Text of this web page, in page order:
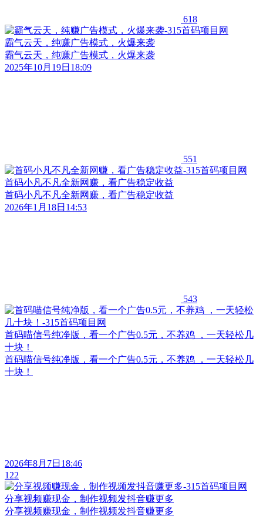
618
霸气云天，纯赚广告模式，火爆来袭
霸气云天，纯赚广告模式，火爆来袭
2025年10月19日18:09
551
首码小凡不凡全新网赚，看广告稳定收益
首码小凡不凡全新网赚，看广告稳定收益
2026年1月18日14:53
543
首码喵信号纯净版，看一个广告0.5元，不养鸡 ，一天轻松几
十块！
首码喵信号纯净版，看一个广告0.5元，不养鸡 ，一天轻松几
十块！
2026年8月7日18:46
122
分享视频赚现金，制作视频发抖音赚更多
分享视频赚现金，制作视频发抖音赚更多